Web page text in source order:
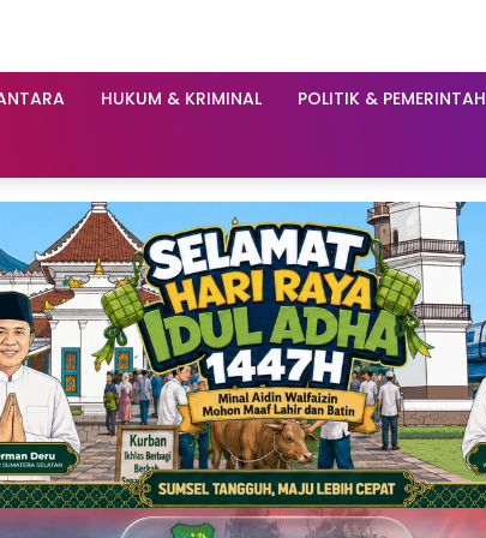
HUKUM & KRIMINAL POLITIK & PEMERINTAH